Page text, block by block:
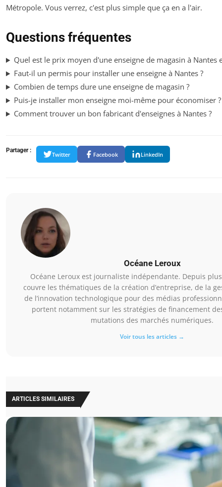
Métropole. Vous verrez, c'est plus simple que ça en a l'air.
Questions fréquentes
Quel est le prix moyen d'une enseigne de magasin à Nantes
Faut-il un permis pour installer une enseigne à Nantes ?
Combien de temps dure une enseigne de magasin ?
Puis-je installer mon enseigne moi-même pour économiser ?
Comment trouver un bon fabricant d'enseignes à Nantes ?
Partager :
Twitter Facebook LinkedIn
Océane Leroux
Océane Leroux est journaliste indépendante. Depuis
couvre les thématiques de la création d’entreprise, de la
de l’innovation technologique pour des médias
portent notamment sur les stratégies de financement
mutations des marchés numériques.
Voir tous les articles →
ARTICLES SIMILAIRES